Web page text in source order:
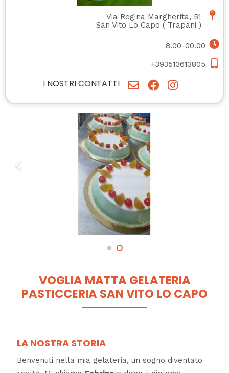
Via Regina Margherita, 51
San Vito Lo Capo ( Trapani )
8.00-00.00
+393513613805
I NOSTRI CONTATTI
VOGLIA MATTA GELATERIA
PASTICCERIA SAN VITO LO CAPO
LA NOSTRA STORIA
Benvenuti nella mia gelateria, un sogno diventato